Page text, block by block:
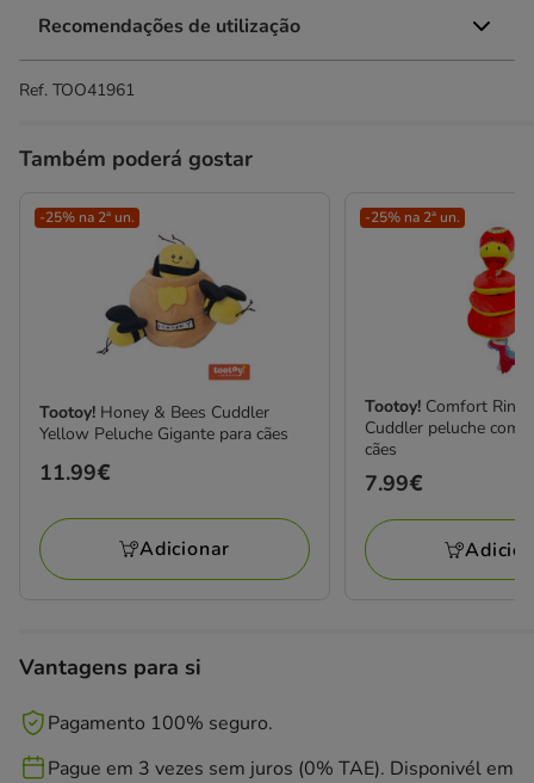
Recomendações de utilização
Ref. TOO41961
Também poderá gostar
-25% na 2ª un.
Tootoy! Honey & Bees Cuddler
Yellow Peluche Gigante para cães
Preço
11.99€
Adicionar
-25% na 2ª un.
Tootoy! Comfort Ring
Cuddler peluche com
cães
Preço
7.99€
Vantagens para si
Pagamento 100% seguro.
Pague em 3 vezes sem juros (0% TAE). Disponivél em